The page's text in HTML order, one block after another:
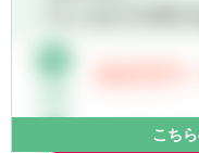
■その
クシ
こち